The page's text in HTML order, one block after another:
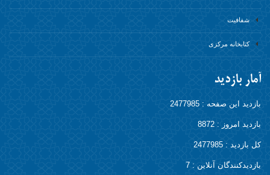
شفافیت
کتابخانه مرکزی
آمار بازدید
بازدید این صفحه : 2477985
بازدید امروز : 8872
کل بازدید : 2477985
بازدیدکنندگان آنلاين : 7